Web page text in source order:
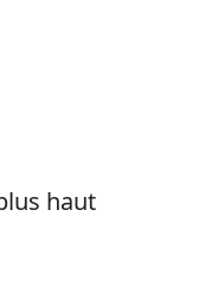
haut